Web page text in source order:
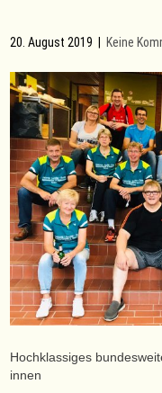
20. August 2019 Keine
Hochklassiges
innen